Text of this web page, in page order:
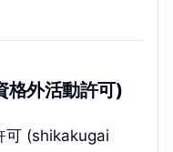
格外活動許可)
可 (shikakugai